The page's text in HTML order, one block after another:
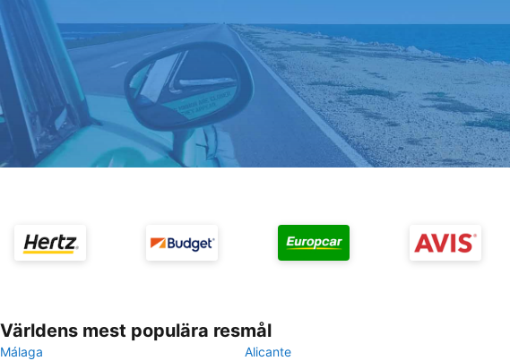
Världens mest populära resmål
Málaga
Alicante